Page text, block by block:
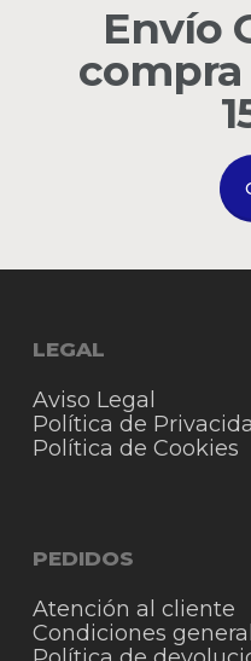
Envío
compra
LEGAL
Aviso Legal
Política de
Política de Cookies
PEDIDOS
Atención al cliente
Condiciones